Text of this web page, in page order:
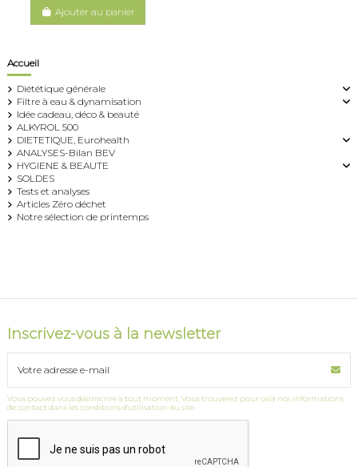
Ajouter au panier
Accueil
Diététique générale
Filtre à eau & dynamisation
Idée cadeau, déco & beauté
ALKYROL 500
DIETETIQUE, Eurohealth
ANALYSES-Bilan BEV
HYGIENE & BEAUTE
SOLDES
Tests et analyses
Articles Zéro déchet
Notre sélection de printemps
Inscrivez-vous à la newsletter
Vous pouvez vous désinscrire à tout moment. Vous trouverez pour cela nos informations
de contact dans les conditions d'utilisation du site.